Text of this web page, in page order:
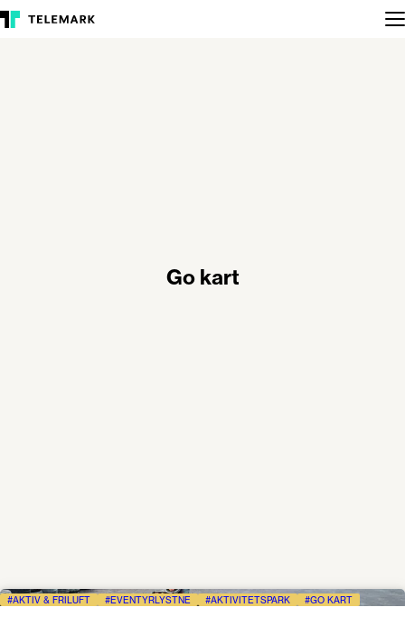
Go kart
AKTIV & FRILUFT EVENTYRLYSTNE AKTIVITETSPARK GO KART